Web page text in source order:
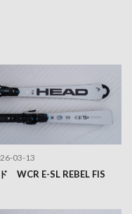
03-13
WCR E-SL REBEL FIS